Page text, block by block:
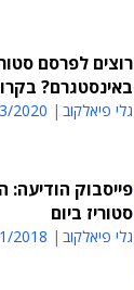
רוצים לפרסם
באינסטגרם?
גלי פיאלקוב 16:34
פייסבוק הודיעה:
סטוריז ביום
גלי פיאלקוב 14:24